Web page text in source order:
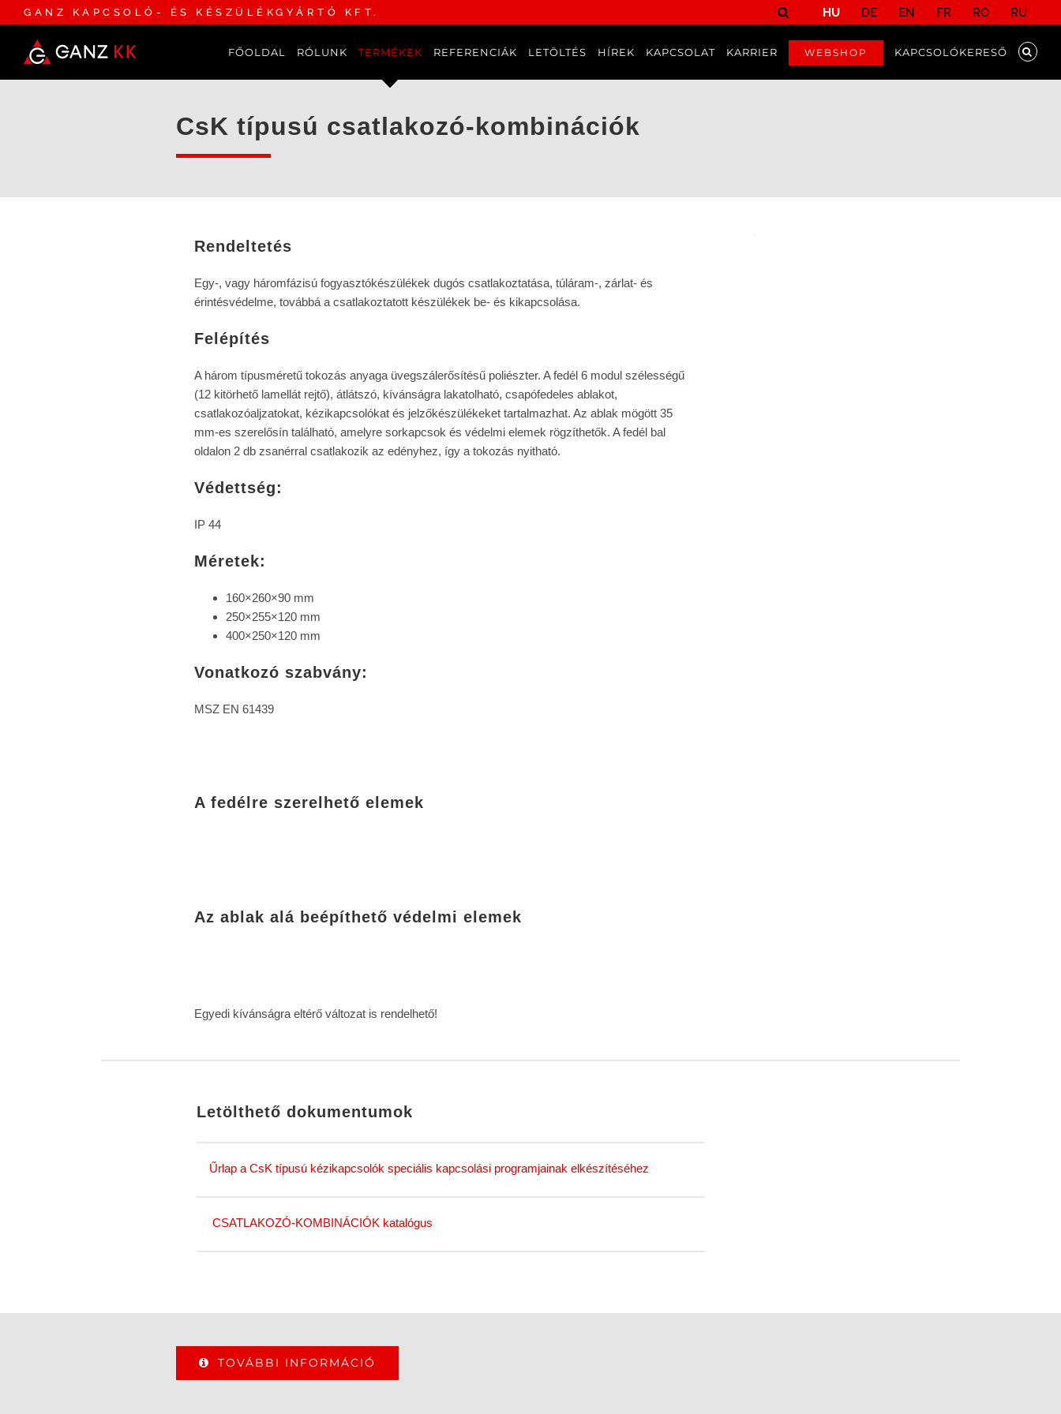
GANZ KAPCSOLÓ- ÉS KÉSZÜLÉKGYÁRTÓ KFT. HU DE EN FR RO RU
FŐOLDAL RÓLUNK TERMÉKEK REFERENCIÁK LETÖLTÉS HÍREK KAPCSOLAT KARRIER WEBSHOP KAPCSOLÓKERESŐ
CsK típusú csatlakozó-kombinációk
Rendeltetés
Egy-, vagy háromfázisú fogyasztókészülékek dugós csatlakoztatása, túláram-, zárlat- és
érintésvédelme, továbbá a csatlakoztatott készülékek be- és kikapcsolása.
Felépítés
A három típusméretű tokozás anyaga üvegszálerősítésű poliészter. A fedél 6 modul szélességű
(12 kitörhető lamellát rejtő), átlátszó, kívánságra lakatolható, csapófedeles ablakot,
csatlakozóaljzatokat, kézikapcsolókat és jelzőkészülékeket tartalmazhat. Az ablak mögött 35
mm-es szerelősín található, amelyre sorkapcsok és védelmi elemek rögzíthetők. A fedél bal
oldalon 2 db zsanérral csatlakozik az edényhez, így a tokozás nyitható.
Védettség:
IP 44
Méretek:
160×260×90 mm
250×255×120 mm
400×250×120 mm
Vonatkozó szabvány:
MSZ EN 61439
A fedélre szerelhető elemek
Az ablak alá beépíthető védelmi elemek
Egyedi kívánságra eltérő változat is rendelhető!
Letölthető dokumentumok
Űrlap a CsK típusú kézikapcsolók speciális kapcsolási programjainak elkészítéséhez
CSATLAKOZÓ-KOMBINÁCIÓK katalógus
TOVÁBBI INFORMÁCIÓ